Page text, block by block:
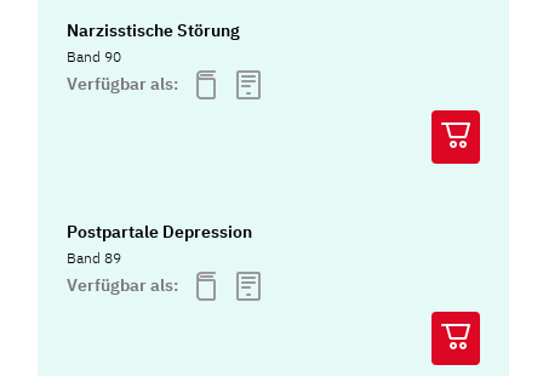
Narzisstische Störung
Band 90
Verfügbar als:
Postpartale Depression
Band 89
Verfügbar als: